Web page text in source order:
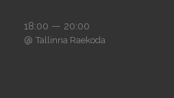
18:00 — 20:00
@ Tallinna Raekoda